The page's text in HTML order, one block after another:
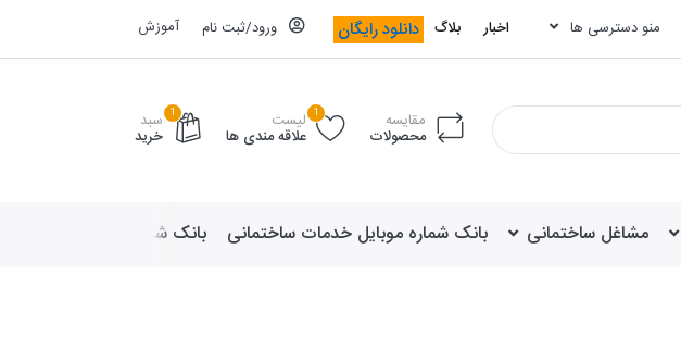
منو دسترسی ها اخبار بلاگ دانلود رایگان ورود/ثبت نام آموزش
مقایسه
محصولات
1 لیست
علاقه مندی ها
1 سبد
خرید
مشاغل ساختمانی بانک شماره موبایل خدمات ساختمانی بانک شماره موبایل لوازم